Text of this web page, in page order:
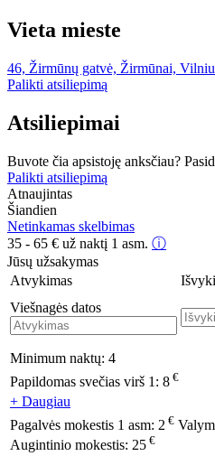
Vieta mieste
46, Žirmūnų gatvė, Žirmūnai,
Palikti atsiliepimą
Atsiliepimai
Buvote čia apsistoję anksčiau?
Palikti atsiliepimą
Atnaujintas
Šiandien
Netinkamas skelbimas
35 - 65 € už naktį 1 asm. ⓘ
Jūsų užsakymas
Atvykimas
Viešnagės datos
Minimum naktų: 4
Papildomas svečias virš 1: 8 €
+ Daugiau
Pagalvės mokestis 1 asm: 2 €
Augintinio mokestis: 25 €